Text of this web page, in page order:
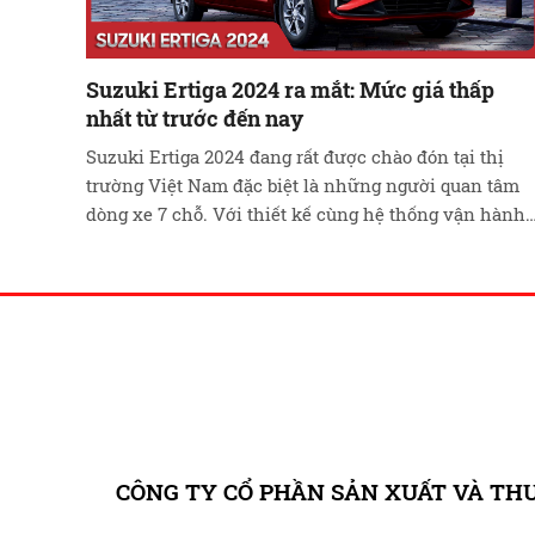
Suzuki Ertiga 2024 ra mắt: Mức giá thấp
nhất từ trước đến nay
Suzuki Ertiga 2024 đang rất được chào đón tại thị
trường Việt Nam đặc biệt là những người quan tâm
dòng xe 7 chỗ. Với thiết kế cùng hệ thống vận hành
tìm hiểu xem …Đọc tiếp
CÔNG TY CỔ PHẦN SẢN XUẤT VÀ